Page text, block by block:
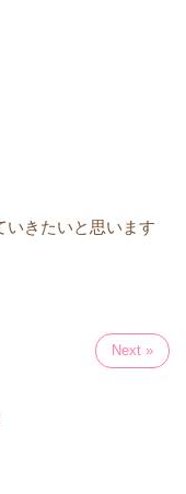
いきたいと思います
Next »